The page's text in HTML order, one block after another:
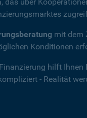
mit dem
Konditionen
hilft Ihnen
- Realität